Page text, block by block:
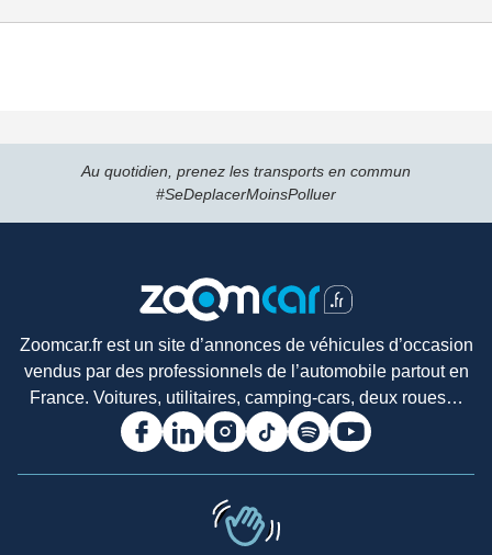
Au quotidien, prenez les transports en commun
#SeDeplacerMoinsPolluer
Zoomcar.fr est un site d’annonces de véhicules d’occasion
vendus par des professionnels de l’automobile partout en
France. Voitures, utilitaires, camping-cars, deux roues…